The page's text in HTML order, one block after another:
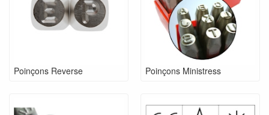
Poinçons Reverse Poinçons Ministress